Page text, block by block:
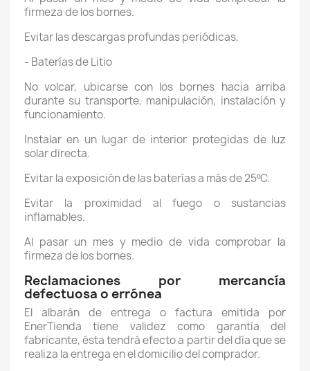
firmeza de los bornes.
Evitar las descargas profundas periódicas.
- Baterías de Litio
No volcar, ubicarse con los bornes hacia arriba
durante su transporte, manipulación, instalación y
funcionamiento.
Instalar en un lugar de interior protegidas de luz
solar directa.
Evitar la exposición de las baterías a más de 25ºC.
Evitar la proximidad al fuego o sustancias
inflamables.
Al pasar un mes y medio de vida comprobar la
firmeza de los bornes.
Reclamaciones por mercancía
defectuosa o errónea
El albarán de entrega o factura emitida por
EnerTienda tiene validez como garantía del
fabricante, ésta tendrá efecto a partir del día que se
realiza la entrega en el domicilio del comprador.